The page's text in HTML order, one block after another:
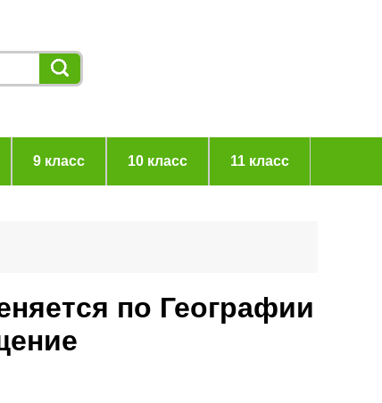
9 класс 10 класс 11 класс
по Географии